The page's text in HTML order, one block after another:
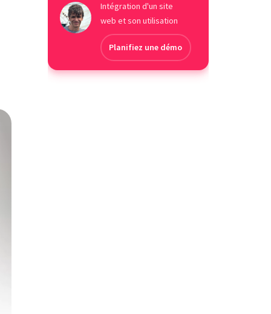
Intégration d'un site
web et son utilisation
Planifiez une démo